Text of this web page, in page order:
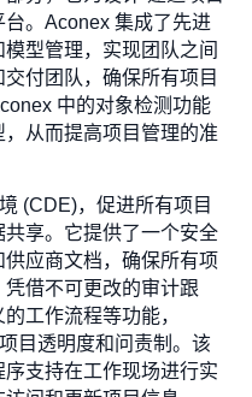
。Aconex 集成了先进
型管理，实现团队之间
付团队，确保所有项目
中的对象检测功能
从而提高项目管理的准
(CDE)，促进所有项目
享。它提供了一个安全
应商文档，确保所有项
借不可更改的审计跟
工作流程等功能，
目透明度和问责制。该
支持在工作现场进行实